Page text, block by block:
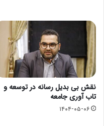
نقش بی بدیل رسانه در توسعه و
تاب آوری جامعه
۱۴۰۴-۰۵-۰۶